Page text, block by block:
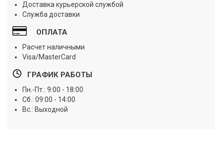
Доставка курьерской службой
Служба доставки
ОПЛАТА
Расчет наличными
Visa/MasterCard
ГРАФИК РАБОТЫ
Пн.-Пт.: 9:00 - 18:00
Сб.: 09:00 - 14:00
Вс.: Выходной